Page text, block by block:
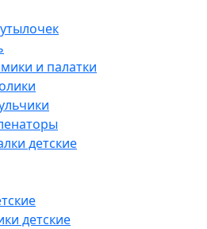
и палатки
детские
детские